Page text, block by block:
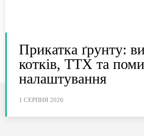
Прикатка ґрунту:
котків, ТТХ та
налаштування
1 СЕРПНЯ 2026